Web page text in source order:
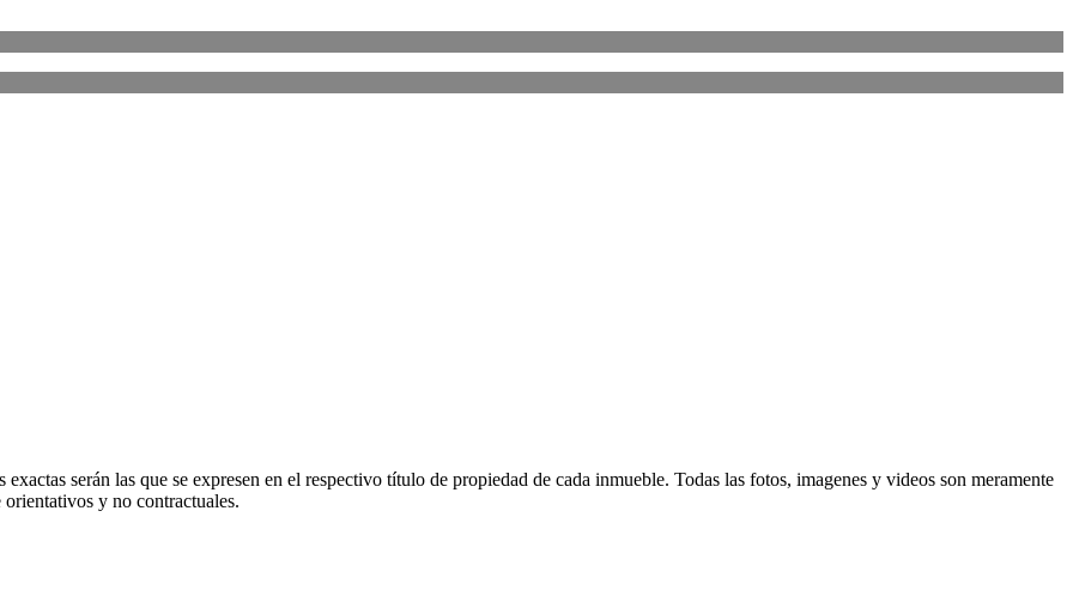
serán las que se expresen en el respectivo título de propiedad de cada inmueble. Todas las fotos, imagenes y videos son meramente
y no contractuales.